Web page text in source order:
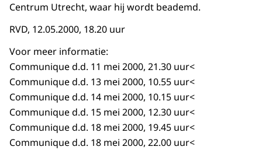
Centrum Utrecht, waar hij wordt beademd.
RVD, 12.05.2000, 18.20 uur
Voor meer informatie:
Communique d.d. 11 mei 2000, 21.30 uur<
Communique d.d. 13 mei 2000, 10.55 uur<
Communique d.d. 14 mei 2000, 10.15 uur<
Communique d.d. 15 mei 2000, 12.30 uur<
Communique d.d. 18 mei 2000, 19.45 uur<
Communique d.d. 18 mei 2000, 22.00 uur<